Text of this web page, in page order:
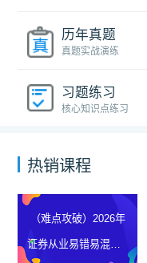
历年真题
真题实战演练
习题练习
核心知识点练习
热销课程
（难点攻破）2026年
证券从业易错易混淆&